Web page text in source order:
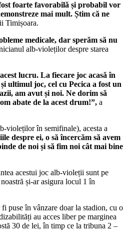
foarte favorabilă și probabil vor
mai mult. Știm că ne
Timișoara.
medicale, dar sperăm să nu
alb-violeților despre starea
lucru. La fiecare joc acasă în
ultimul joc, cel cu Pecica a fost un
am avut și noi. Ne dorim să
abate de la acest drum!”, a
violeților în semifinale), acesta a
despre ei, o să încercăm să avem
de noi și să fim noi cât mai bine
acestui joc alb-violeții sunt pe
și-ar asigura locul 1 în
puse în vânzare doar la stadion, cu o
au acces liber pe marginea
30 de lei, în timp ce la tribuna 2 –